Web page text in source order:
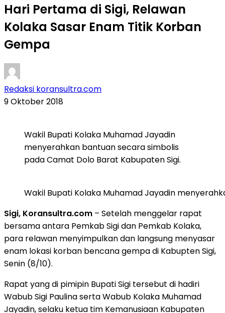
Hari Pertama di Sigi, Relawan
Kolaka Sasar Enam Titik Korban
Gempa
Redaksi koransultra.com
9 Oktober 2018
Wakil Bupati Kolaka Muhamad Jayadin
menyerahkan bantuan secara simbolis
pada Camat Dolo Barat Kabupaten Sigi.
Wakil Bupati Kolaka Muhamad Jayadin
Sigi, Koransultra.com – Setelah menggelar rapat
bersama antara Pemkab Sigi dan Pemkab Kolaka,
para relawan menyimpulkan dan langsung menyasar
enam lokasi korban bencana gempa di Kabupten Sigi,
Senin (8/10).
Rapat yang di pimipin Bupati Sigi tersebut di hadiri
Wabub Sigi Paulina serta Wabub Kolaka Muhamad
Jayadin, selaku ketua tim Kemanusiaan Kabupaten